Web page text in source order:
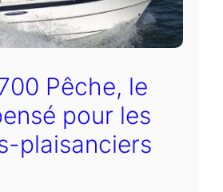
Pêche, le
pour les
plaisanciers